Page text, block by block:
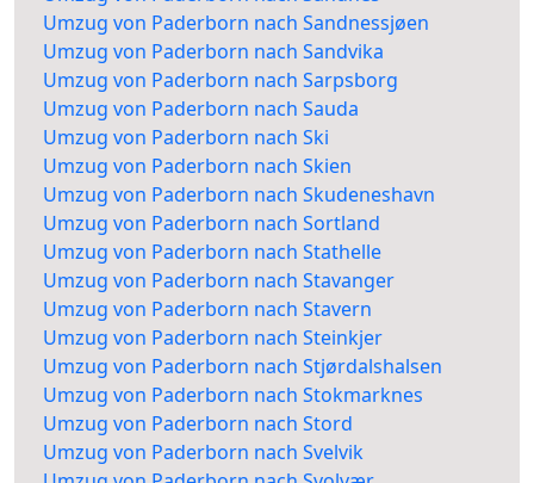
Umzug von Paderborn nach Sandnessjøen
Umzug von Paderborn nach Sandvika
Umzug von Paderborn nach Sarpsborg
Umzug von Paderborn nach Sauda
Umzug von Paderborn nach Ski
Umzug von Paderborn nach Skien
Umzug von Paderborn nach Skudeneshavn
Umzug von Paderborn nach Sortland
Umzug von Paderborn nach Stathelle
Umzug von Paderborn nach Stavanger
Umzug von Paderborn nach Stavern
Umzug von Paderborn nach Steinkjer
Umzug von Paderborn nach Stjørdalshalsen
Umzug von Paderborn nach Stokmarknes
Umzug von Paderborn nach Stord
Umzug von Paderborn nach Svelvik